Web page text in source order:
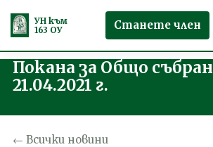
Продължете
съдържанието
УН към
163 ОУ
Станете член
Покана за Общо
21.04.2021 г.
← Всички новини